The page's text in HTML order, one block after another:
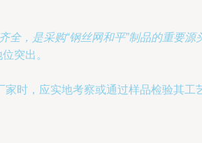
，是采购“钢丝网和平”制品的重要源
突出。
家时，应实地考察或通过样品检验其工